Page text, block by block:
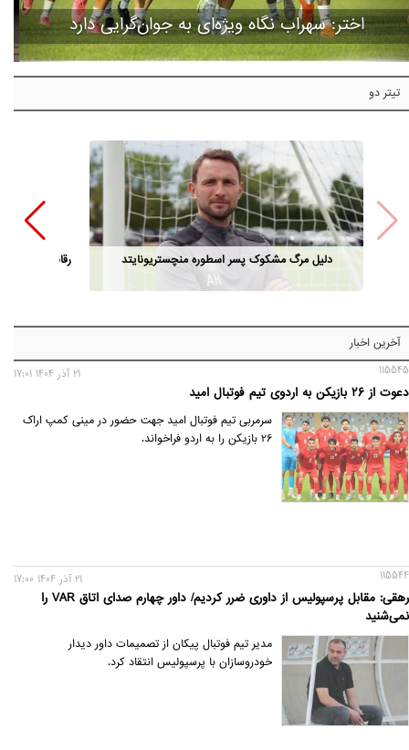
اختر: سهراب نگاه ویژه‌ای به جوان‌گرایی دارد
تیتر دو
دلیل مرگ مشکوک پسر اسطوره منچستریونایتد رقابت مدیران
آخرین اخبار
115545
دعوت از 26 بازیکن به اردوی تیم فوتبال امید
21 آذر 1404 17:01
سرمربی تیم فوتبال امید جهت حضور در مینی کمپ اراک
26 بازیکن را به اردو فراخواند.
115544
رهقی: مقابل پرسپولیس از داوری ضرر کردیم/ داور چهارم صدای اتاق VAR را
نمی‌شنید
21 آذر 1404 17:00
مدیر تیم فوتبال پیکان از تصمیمات داور دیدار
خودروسازان با پرسپولیس انتقاد کرد.